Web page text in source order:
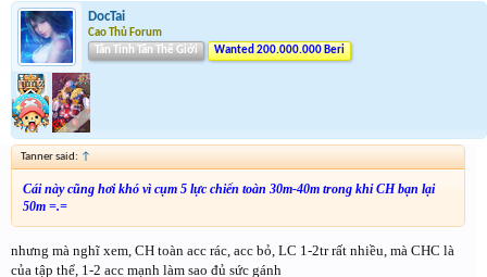
DocTai
Cao Thủ Forum
Tân Tinh Tân Thế Giới
Wanted 200.000.000 Beri
Tanner said: ↑
Cái này cũng hơi khó vì cụm 5 lực chiến toàn 30m-40m trong khi CH bạn lại
50m =.=
nhưng mà nghĩ xem, CH toàn acc rác, acc bỏ, LC 1-2tr rất nhiều, mà CHC là
của tập thể, 1-2 acc mạnh làm sao đủ sức gánh